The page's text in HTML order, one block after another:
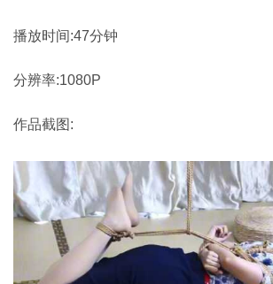
播放时间:47分钟
分辨率:1080P
作品截图: